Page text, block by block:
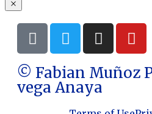
© Fabian Muñoz
vega Anaya